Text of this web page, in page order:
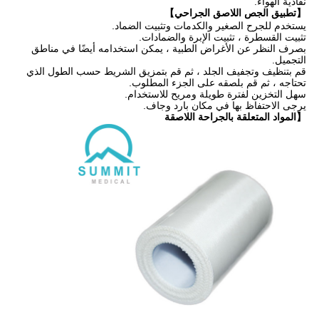
【تطبيق الجص اللاصق الجراحي】
يستخدم للجرح الصغير والكدمات وتثبيت الضماد.
تثبيت القسطرة ، تثبيت الإبرة والضمادات.
بصرف النظر عن الأغراض الطبية ، يمكن استخدامه أيضًا في مناطق
التجميل.
قم بتنظيف وتجفيف الجلد ، ثم قم بتمزيق الشريط حسب الطول الذي
تحتاجه ، ثم قم بلصقه على الجزء المطلوب.
سهل التخزين لفترة طويلة ومريح للاستخدام.
يرجى الاحتفاظ بها في مكان بارد وجاف.
【المواد المتعلقة بالجراحة اللاصقة